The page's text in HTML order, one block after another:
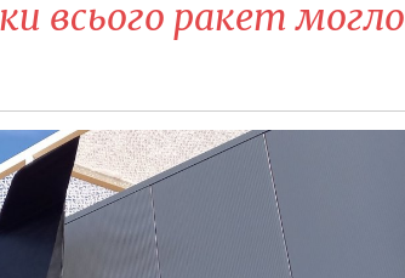
всього ракет могло